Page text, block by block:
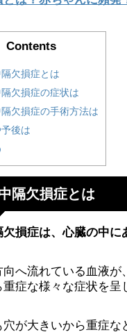
Contents
欠損症とは
欠損症の症状は
欠損症の手術方法は
後は
隔欠損症とは
欠損症は、心臓の中に
向へ流れている血液
症な様々な症状を呈
穴が大きいから重症な